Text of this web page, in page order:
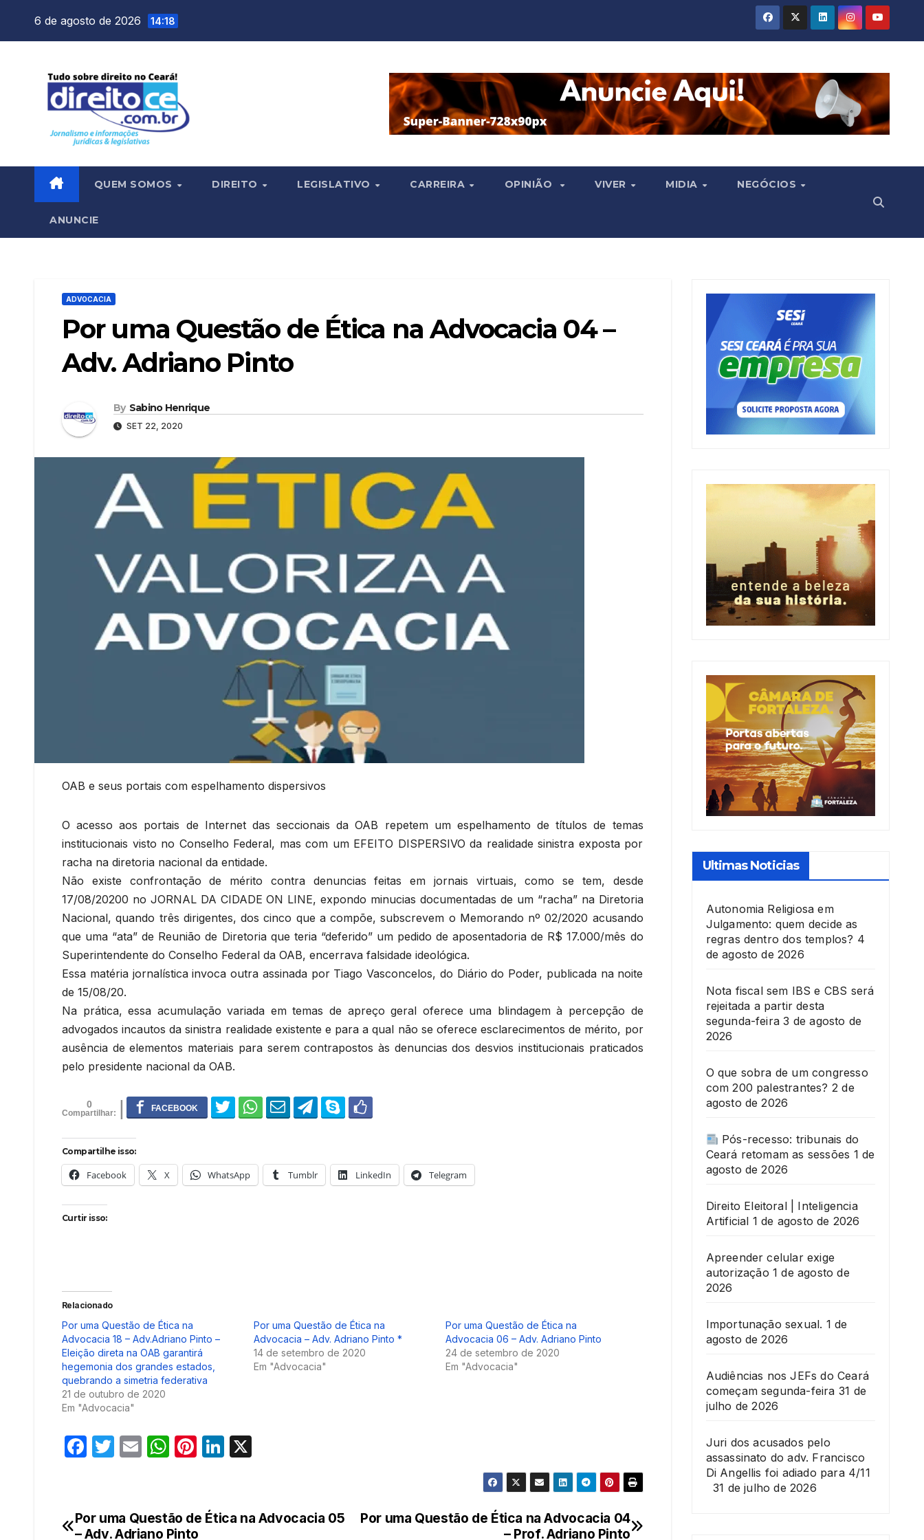
6 de agosto de 2026 14:18
QUEM SOMOS DIREITO LEGISLATIVO CARREIRA OPINIÃO VIVER MIDIA NEGÓCIOS
ANUNCIE
ADVOCACIA
Por uma Questão de Ética na Advocacia 04 –
Adv. Adriano Pinto
By Sabino Henrique
SET 22, 2020
OAB e seus portais com espelhamento dispersivos
O acesso aos portais de Internet das seccionais da OAB repetem um espelhamento de títulos de temas
institucionais visto no Conselho Federal, mas com um EFEITO DISPERSIVO da realidade sinistra exposta por
racha na diretoria nacional da entidade.
Não existe confrontação de mérito contra denuncias feitas em jornais virtuais, como se tem, desde
17/08/20200 no JORNAL DA CIDADE ON LINE, expondo minucias documentadas de um “racha” na Diretoria
Nacional, quando três dirigentes, dos cinco que a compõe, subscrevem o Memorando nº 02/2020 acusando
que uma “ata” de Reunião de Diretoria que teria “deferido” um pedido de aposentadoria de R$ 17.000/mês do
Superintendente do Conselho Federal da OAB, encerrava falsidade ideológica.
Essa matéria jornalística invoca outra assinada por Tiago Vasconcelos, do Diário do Poder, publicada na noite
de 15/08/20.
Na prática, essa acumulação variada em temas de apreço geral oferece uma blindagem à percepção de
advogados incautos da sinistra realidade existente e para a qual não se oferece esclarecimentos de mérito, por
ausência de elementos materiais para serem contrapostos às denuncias dos desvios institucionais praticados
pelo presidente nacional da OAB.
0
Compartilhe isso:
Facebook X WhatsApp Tumblr LinkedIn Telegram
Curtir isso:
Relacionado
Por uma Questão de Ética na
Advocacia 18 – Adv.Adriano Pinto –
Eleição direta na OAB garantirá
hegemonia dos grandes estados,
quebrando a simetria federativa
21 de outubro de 2020
Em "Advocacia"
Por uma Questão de Ética na
Advocacia – Adv. Adriano Pinto *
14 de setembro de 2020
Em "Advocacia"
Por uma Questão de Ética na
Advocacia 06 – Adv. Adriano Pinto
24 de setembro de 2020
Em "Advocacia"
F
e
b
T
er
E
W
s
A
Pi
e
st
Li
e
Navegação
Por uma Questão de Ética na Advocacia 04
– Prof. Adriano Pinto
Por uma Questão de Ética na Advocacia 05
– Adv. Adriano Pinto
Ultimas Noticias
Autonomia Religiosa em
Julgamento: quem decide as
regras dentro dos templos? 4
de agosto de 2026
Nota fiscal sem IBS e CBS será
rejeitada a partir desta
segunda-feira 3 de agosto de
2026
O que sobra de um congresso
com 200 palestrantes? 2 de
agosto de 2026
Pós-recesso: tribunais do
Ceará retomam as sessões 1 de
agosto de 2026
Direito Eleitoral | Inteligencia
Artificial 1 de agosto de 2026
Apreender celular exige
autorização 1 de agosto de
2026
Importunação sexual. 1 de
agosto de 2026
Audiências nos JEFs do Ceará
começam segunda-feira 31 de
julho de 2026
Juri dos acusados pelo
assassinato do adv. Francisco
Di Angellis foi adiado para 4/11
31 de julho de 2026